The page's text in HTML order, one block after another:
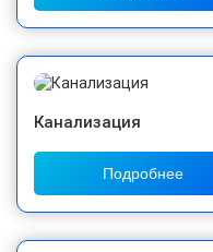
Канализация
Подробнее